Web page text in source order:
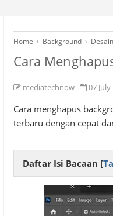
Home › Background ›
Cara
mediatechnow 07 July
Cara menghapus
terbaru dengan cepat
Daftar Isi Bacaan [